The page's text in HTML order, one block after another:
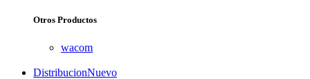
Otros Productos
wacom
DistribucionNuevo